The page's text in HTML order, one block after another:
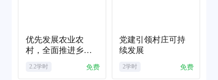
优先发展农业农
村，全面推进乡村
2.2学时 免费
党建引领村庄可持
续发展
2学时 免费